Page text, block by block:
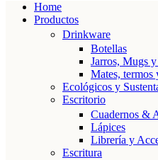
Home
Productos
Drinkware
Botellas
Jarros, Mugs y
Mates, termos
Ecológicos y
Escritorio
Cuadernos &
Lápices
Librería y
Escritura